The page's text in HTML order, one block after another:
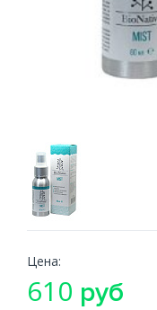
Цена:
610 руб